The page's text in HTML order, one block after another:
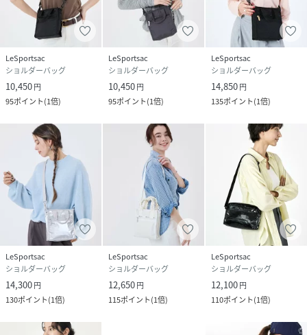
素材 ナイロン
サイズ
品番
HP7293_3714M135
LeSportsac
ショルダーバッグ
10,450円
95ポイント(1倍)
LeSportsac
ショルダーバッグ
10,450円
95ポイント(1倍)
LeSportsac
ショルダーバッグ
14,850円
135ポイント(1倍)
LeSportsac
ショルダーバッグ
14,300円
130ポイント(1倍)
LeSportsac
ショルダーバッグ
12,650円
115ポイント(1倍)
LeSportsac
ショルダーバッグ
12,100円
110ポイント(1倍)